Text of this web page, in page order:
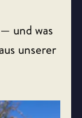
und was
unserer